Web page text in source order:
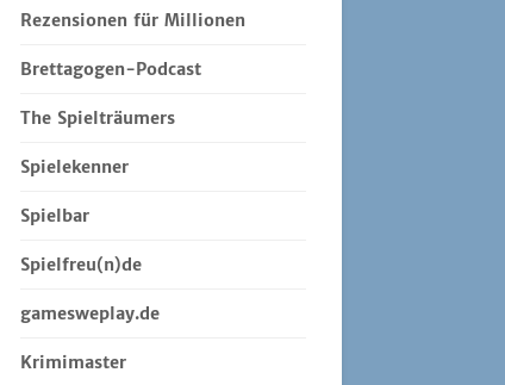
Rezensionen für Millionen
Brettagogen-Podcast
The Spielträumers
Spielekenner
Spielbar
Spielfreu(n)de
gamesweplay.de
Krimimaster